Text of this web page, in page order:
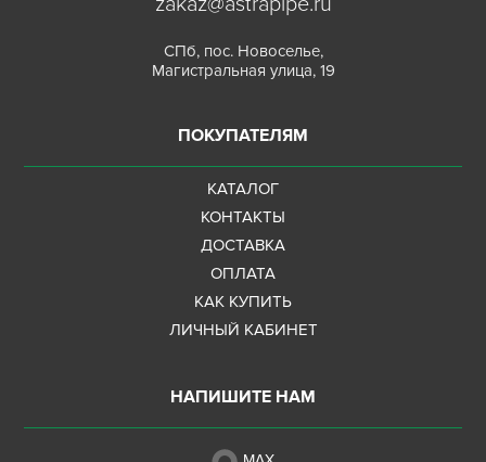
СПб, пос. Новоселье,
Магистральная улица, 19
ПОКУПАТЕЛЯМ
КАТАЛОГ
КОНТАКТЫ
ДОСТАВКА
ОПЛАТА
КАК КУПИТЬ
ЛИЧНЫЙ КАБИНЕТ
НАПИШИТЕ НАМ